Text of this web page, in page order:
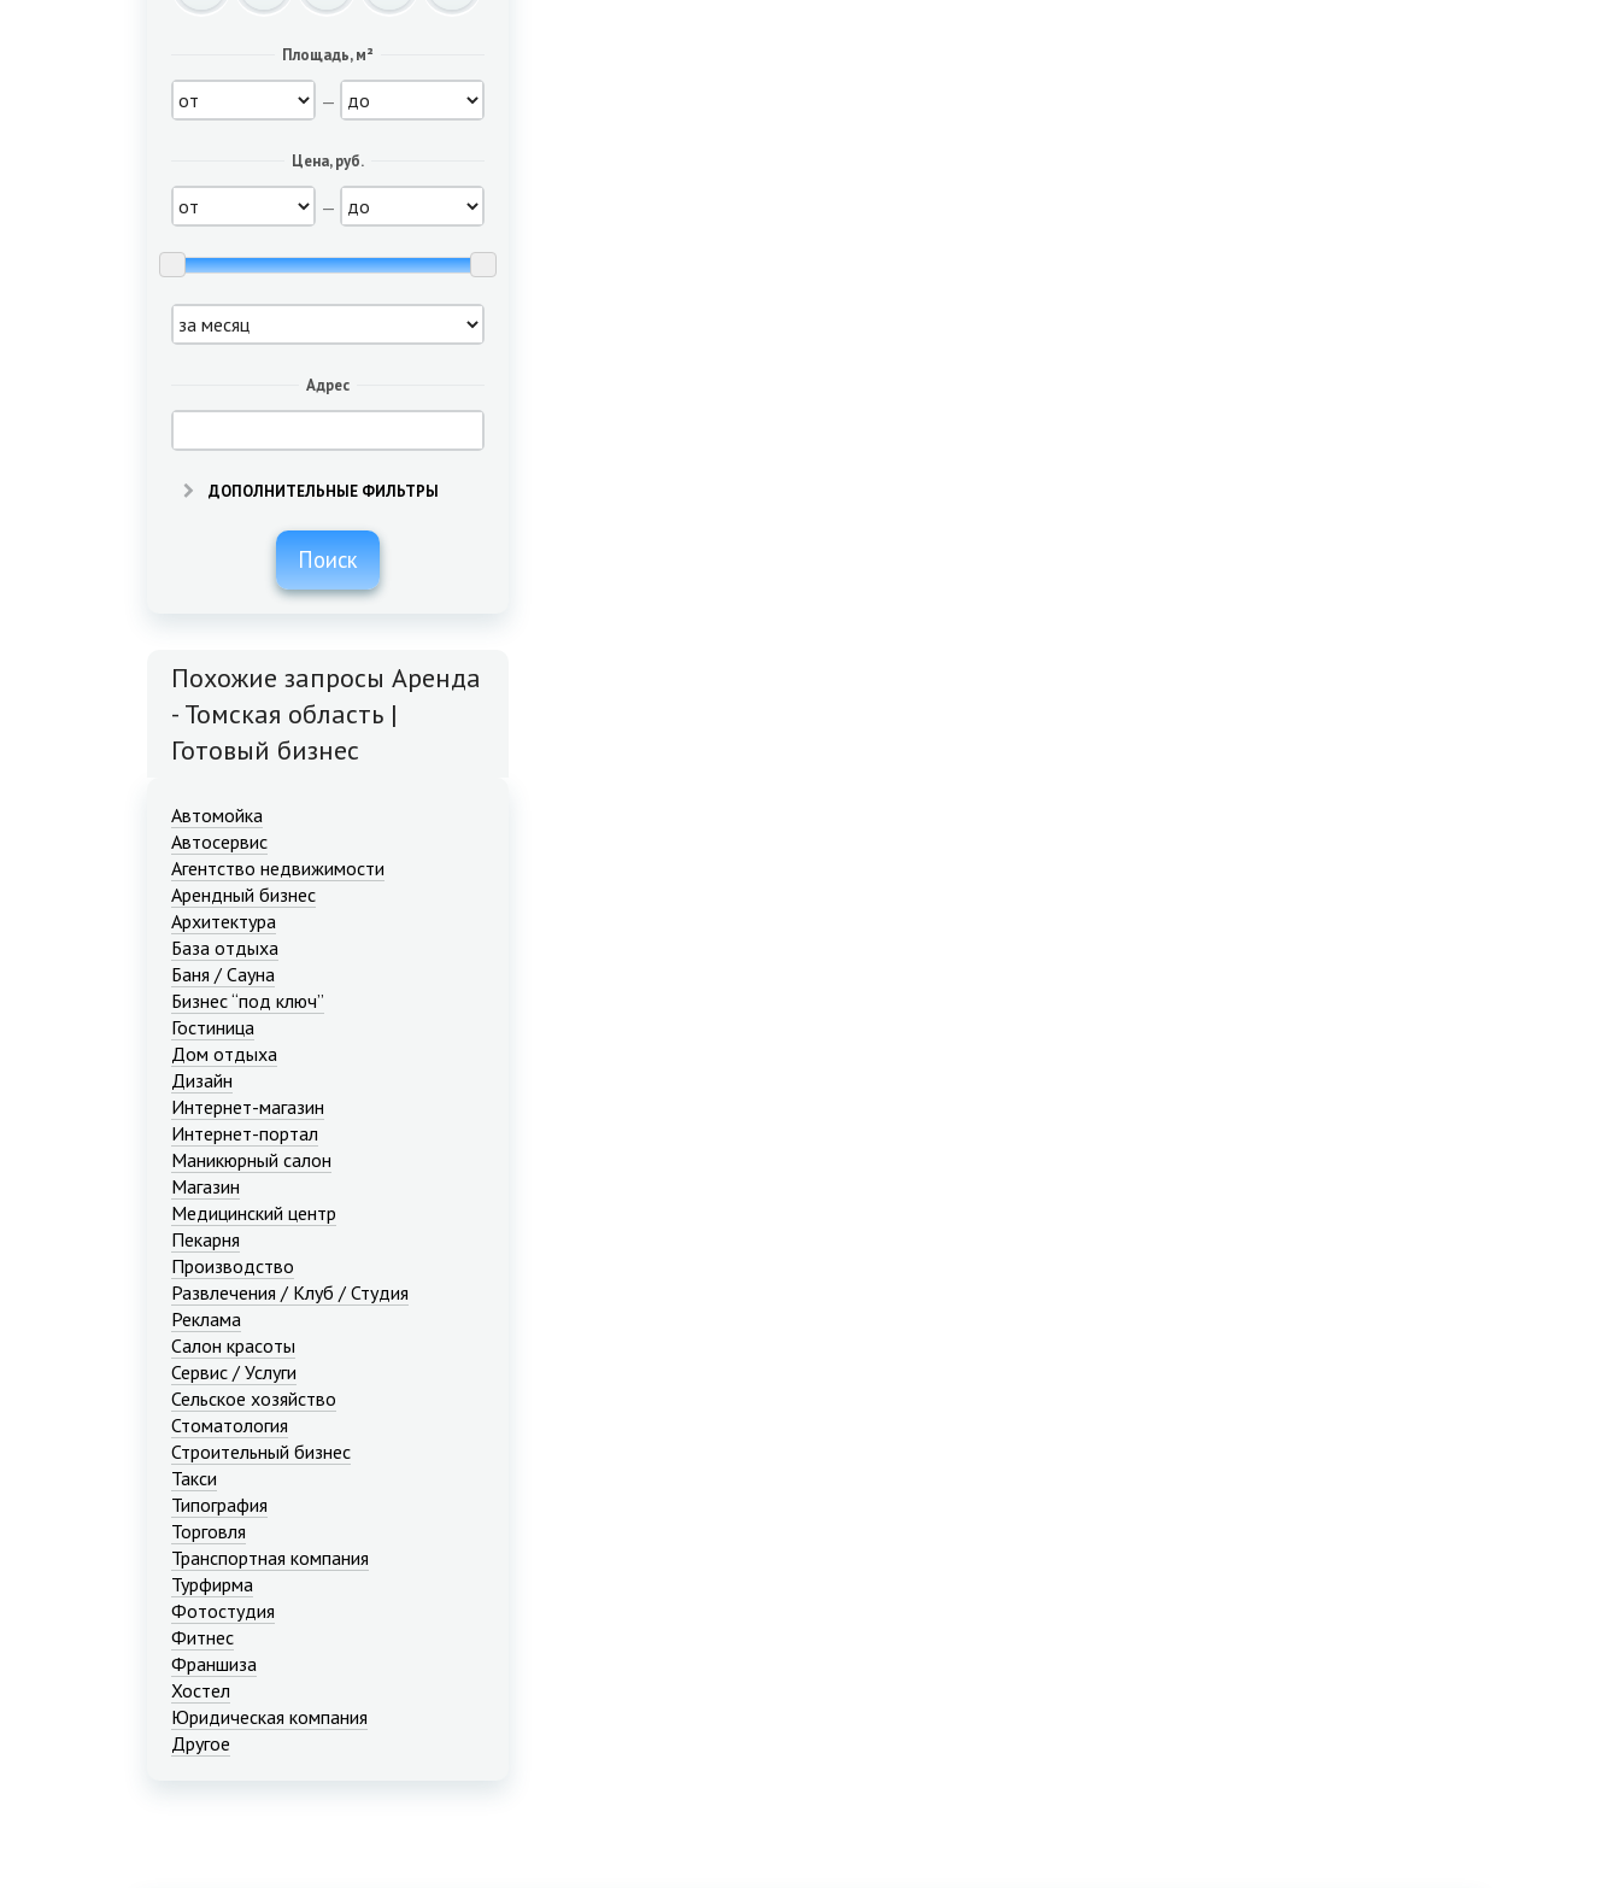
Площадь, м²
—
Цена, руб.
—
Адрес
ДОПОЛНИТЕЛЬНЫЕ ФИЛЬТРЫ
Поиск
Похожие запросы Аренда
- Томская область |
Готовый бизнес
Автомойка
Автосервис
Агентство недвижимости
Арендный бизнес
Архитектура
База отдыха
Баня / Сауна
Бизнес “под ключ”
Гостиница
Дом отдыха
Дизайн
Интернет-магазин
Интернет-портал
Маникюрный салон
Магазин
Медицинский центр
Пекарня
Производство
Развлечения / Клуб / Студия
Реклама
Салон красоты
Сервис / Услуги
Сельское хозяйство
Стоматология
Строительный бизнес
Такси
Типография
Торговля
Транспортная компания
Турфирма
Фотостудия
Фитнес
Франшиза
Хостел
Юридическая компания
Другое